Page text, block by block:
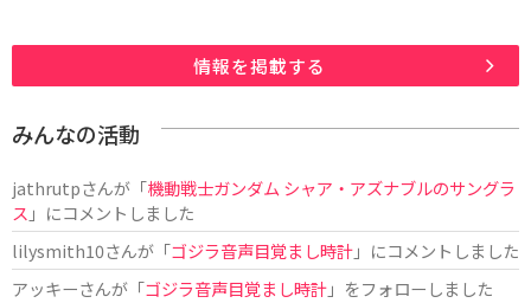
情報を掲載する
みんなの活動
jathrutpさんが「機動戦士ガンダム シャア・アズナブルのサングラ
ス 」にコメントしました
lilysmith10さんが「ゴジラ音声目覚まし時計」にコメントしました
アッキーさんが「ゴジラ音声目覚まし時計」をフォローしました